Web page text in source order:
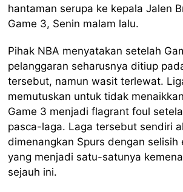
hantaman serupa ke kepala Jalen
Game 3, Senin malam lalu.
Pihak NBA menyatakan setelah
pelanggaran seharusnya ditiup
tersebut, namun wasit terlewat.
memutuskan untuk tidak
Game 3 menjadi flagrant foul
pasca-laga. Laga tersebut sendiri
dimenangkan Spurs dengan selisih
yang menjadi satu-satunya
sejauh ini.